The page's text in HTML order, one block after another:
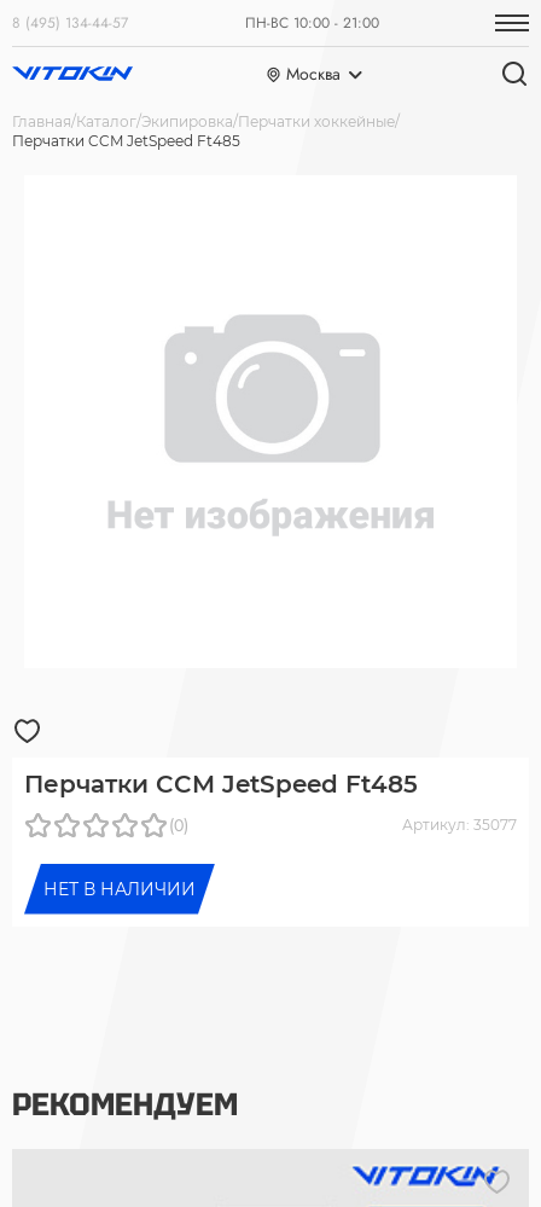
8 (495) 134-44-57 ПН-ВС 10:00 - 21:00
Москва
Главная Каталог Экипировка Перчатки хоккейные
Перчатки CCM JetSpeed Ft485
Перчатки CCM JetSpeed Ft485
(0) Артикул: 35077
НЕТ В НАЛИЧИИ
РЕКОМЕНДУЕМ